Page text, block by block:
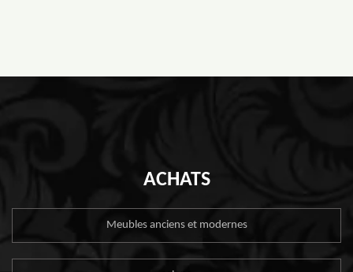
ACHATS
Meubles anciens et modernes